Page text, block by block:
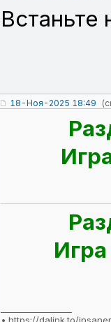
Встаньте
18-Ноя-2025 18:49